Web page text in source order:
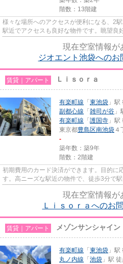
階数：13階建
様々な場所へのアクセスが便利になる、2
駅近でアクセスも良好な物件です。眺望良
現在空室情報が
ジオエント池袋へのお
賃貸｜アパート Ｌｉｓｏｒａ
有楽町線 「 東池袋 」駅
副都心線 「 雑司が谷
有楽町線 「 護国寺 」
東京都豊島区南池袋 ４
-
築年数：築9年
階数：2階建
初期費用のカード決済ができます。目的に
す。高ニーズな駅近の物件で、徒歩3分で
現在空室情報が
Ｌｉｓｏｒａへのお
賃貸｜アパート メゾンサンシャイン
有楽町線 「 東池袋 」駅
丸ノ内線 「 池袋 」駅